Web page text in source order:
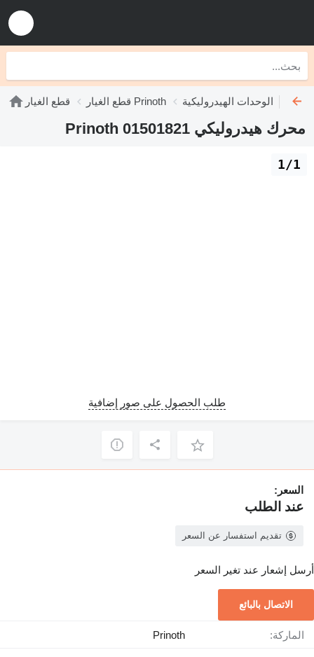
قطع الغيار قطع الغيار Prinoth الوحدات الهيدروليكية Prinoth
محرك هيدروليكي Prinoth 01501821
1/1
طلب الحصول على صور إضافية
السعر:
عند الطلب
تقديم استفسار عن السعر
أرسل إشعار عند تغير السعر
الاتصال بالبائع
الماركة: Prinoth